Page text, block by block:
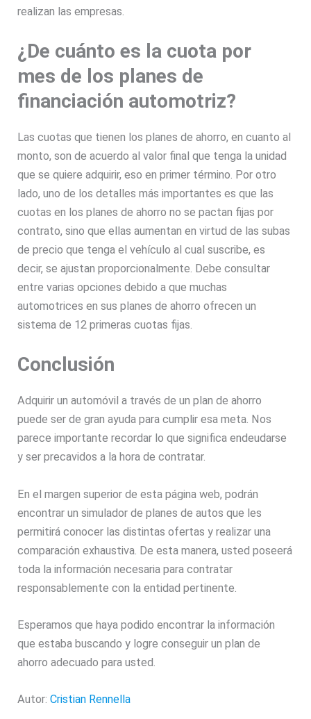
realizan las empresas.
¿De cuánto es la cuota por
mes de los planes de
financiación automotriz?
Las cuotas que tienen los planes de ahorro, en cuanto al
monto, son de acuerdo al valor final que tenga la unidad
que se quiere adquirir, eso en primer término. Por otro
lado, uno de los detalles más importantes es que las
cuotas en los planes de ahorro no se pactan fijas por
contrato, sino que ellas aumentan en virtud de las subas
de precio que tenga el vehículo al cual suscribe, es
decir, se ajustan proporcionalmente. Debe consultar
entre varias opciones debido a que muchas
automotrices en sus planes de ahorro ofrecen un
sistema de 12 primeras cuotas fijas.
Conclusión
Adquirir un automóvil a través de un plan de ahorro
puede ser de gran ayuda para cumplir esa meta. Nos
parece importante recordar lo que significa endeudarse
y ser precavidos a la hora de contratar.
En el margen superior de esta página web, podrán
encontrar un simulador de planes de autos que les
permitirá conocer las distintas ofertas y realizar una
comparación exhaustiva. De esta manera, usted poseerá
toda la información necesaria para contratar
responsablemente con la entidad pertinente.
Esperamos que haya podido encontrar la información
que estaba buscando y logre conseguir un plan de
ahorro adecuado para usted.
Autor:Cristian Rennella